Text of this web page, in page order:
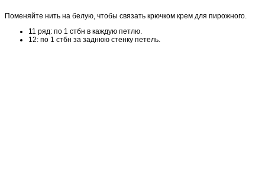
Поменяйте нить на белую, чтобы связать крючком крем для пирожного.
11 ряд: по 1 стбн в каждую петлю.
12: по 1 стбн за заднюю стенку петель.